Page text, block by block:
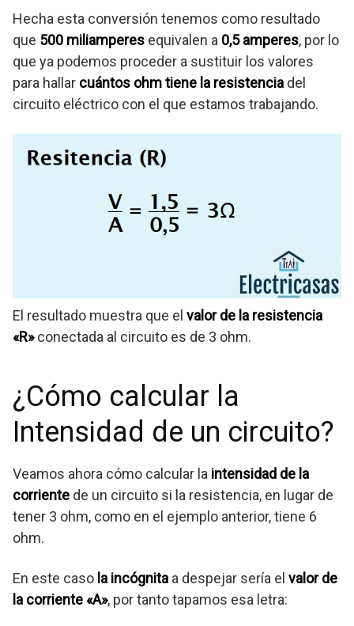
Hecha esta conversión tenemos como resultado
que 500 miliamperes equivalen a 0,5 amperes, por lo
que ya podemos proceder a sustituir los valores
para hallar cuántos ohm tiene la resistencia del
circuito eléctrico con el que estamos trabajando.
El resultado muestra que el valor de la resistencia
«R»conectada al circuito es de 3 ohm.
¿Cómo calcular la
Intensidad de un circuito?
Veamos ahora cómo calcular la intensidad de la
corriente de un circuito si la resistencia, en lugar de
tener 3 ohm, como en el ejemplo anterior, tiene 6
ohm.
En este caso la incógnita a despejar sería el valor de
la corriente «A», por tanto tapamos esa letra: